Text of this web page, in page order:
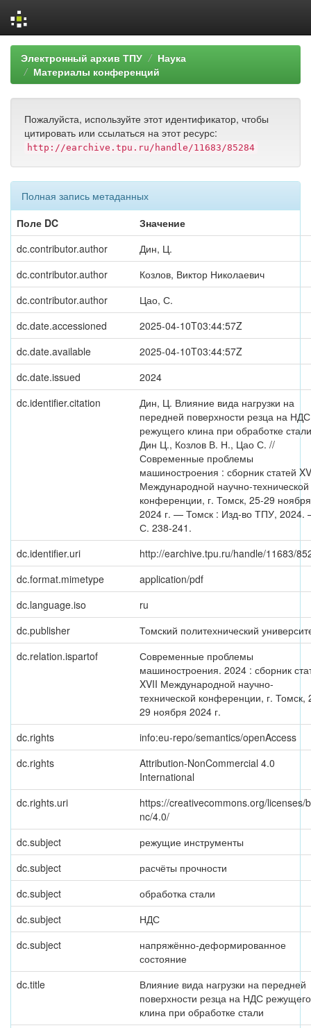
Skip
navigation
Электронный архив ТПУ
Наука
Материалы конференций
Пожалуйста, используйте этот идентификатор, чтобы
цитировать или ссылаться на этот ресурс:
http://earchive.tpu.ru/handle/11683/85284
Полная запись метаданных
Поле DC
Значение
dc.contributor.author
Дин, Ц.
dc.contributor.author
Козлов, Виктор Николаевич
dc.contributor.author
Цао, С.
dc.date.accessioned
2025-04-10T03:44:57Z
dc.date.available
2025-04-10T03:44:57Z
dc.date.issued
2024
dc.identifier.citation
Дин, Ц. Влияние вида нагрузки на
передней поверхности резца на НДС
режущего клина при обработке
Дин Ц., Козлов В. Н., Цао С. //
Современные проблемы
машиностроения : сборник статей
Международной научно-технической
конференции, г. Томск, 25-29 ноября
2024 г. — Томск : Изд-во ТПУ, 2024.
С. 238-241.
dc.identifier.uri
http://earchive.tpu.ru/handle/11683/
dc.format.mimetype
application/pdf
dc.language.iso
ru
dc.publisher
Томский политехнический
dc.relation.ispartof
Современные проблемы
машиностроения. 2024 : сборник
XVII Международной научно-
технической конференции, г. Томск,
29 ноября 2024 г.
dc.rights
info:eu-repo/semantics/openAccess
dc.rights
Attribution-NonCommercial 4.0
International
dc.rights.uri
https://creativecommons.org/licenses/
nc/4.0/
dc.subject
режущие инструменты
dc.subject
расчёты прочности
dc.subject
обработка стали
dc.subject
НДС
dc.subject
напряжённо-деформированное
состояние
dc.title
Влияние вида нагрузки на передней
поверхности резца на НДС режущего
клина при обработке стали